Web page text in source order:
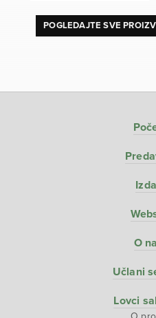
POGLEDAJTE SVE
O
Učlani
Lovci